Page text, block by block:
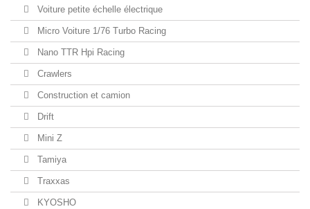
Voiture petite échelle électrique
Micro Voiture 1/76 Turbo Racing
Nano TTR Hpi Racing
Crawlers
Construction et camion
Drift
Mini Z
Tamiya
Traxxas
KYOSHO